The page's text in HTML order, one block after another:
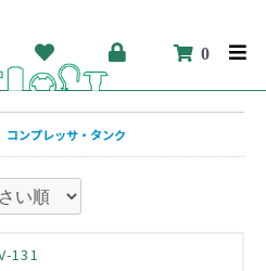
0
コンプレッサ・タンク
131